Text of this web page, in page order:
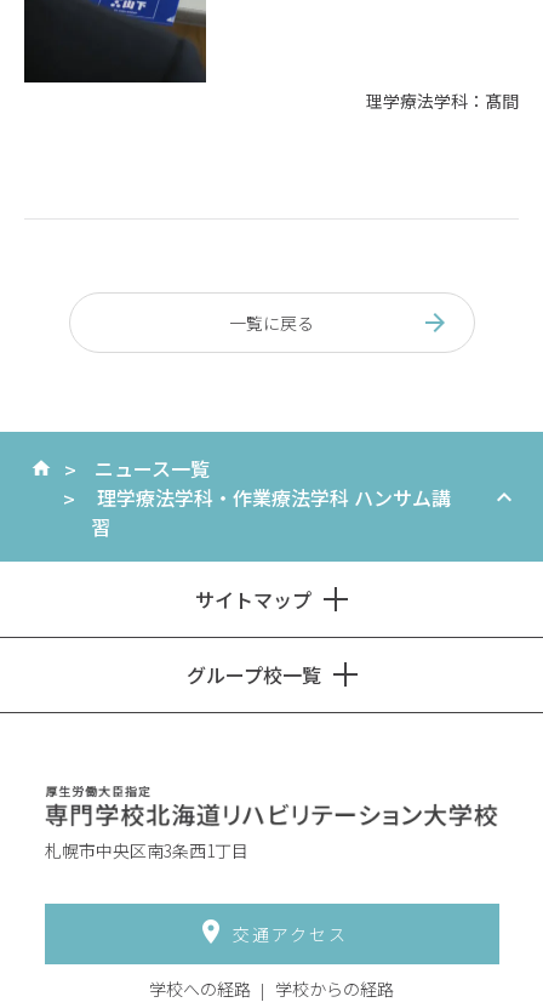
理学療法学科：髙間
一覧に戻る
ニュース一覧
理学療法学科・作業療法学科 ハンサム講
習
サイトマップ
グループ校一覧
札幌市中央区南3条西1丁目
交通アクセス
学校への経路 学校からの経路